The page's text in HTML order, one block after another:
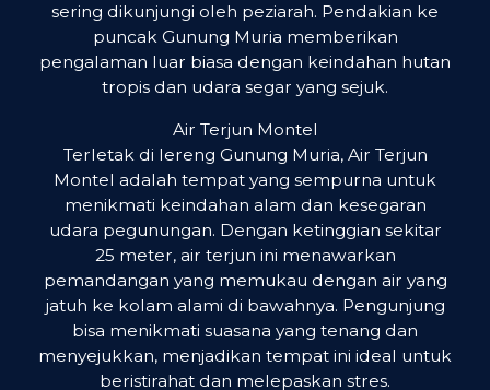
sering dikunjungi oleh peziarah. Pendakian ke
puncak Gunung Muria memberikan
pengalaman luar biasa dengan keindahan hutan
tropis dan udara segar yang sejuk.
Air Terjun Montel
Terletak di lereng Gunung Muria, Air Terjun
Montel adalah tempat yang sempurna untuk
menikmati keindahan alam dan kesegaran
udara pegunungan. Dengan ketinggian sekitar
25 meter, air terjun ini menawarkan
pemandangan yang memukau dengan air yang
jatuh ke kolam alami di bawahnya. Pengunjung
bisa menikmati suasana yang tenang dan
menyejukkan, menjadikan tempat ini ideal untuk
beristirahat dan melepaskan stres.